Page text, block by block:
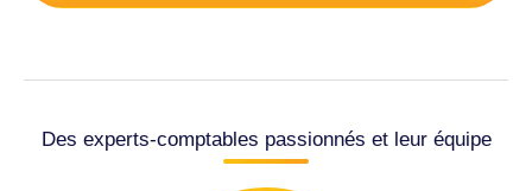
Des experts-comptables passionnés et leur équipe